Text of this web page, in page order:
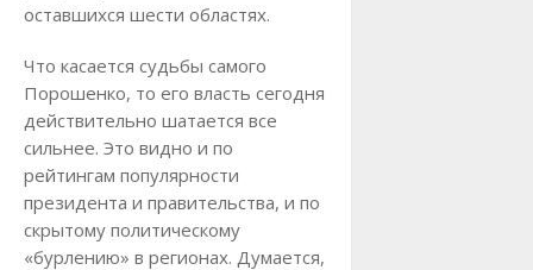
оставшихся шести областях.
Что касается судьбы самого
Порошенко, то его власть сегодня
действительно шатается все
сильнее. Это видно и по
рейтингам популярности
президента и правительства, и по
скрытому политическому
«бурлению» в регионах. Думается,